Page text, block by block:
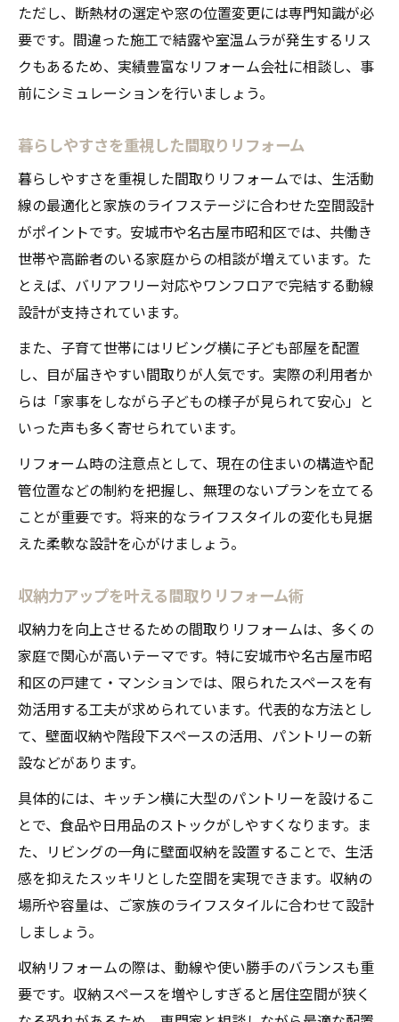
ただし、断熱材の選定や窓の位置変更には専門知識が必
要です。間違った施工で結露や室温ムラが発生するリス
クもあるため、実績豊富なリフォーム会社に相談し、事
前にシミュレーションを行いましょう。
暮らしやすさを重視した間取りリフォーム
暮らしやすさを重視した間取りリフォームでは、生活動
線の最適化と家族のライフステージに合わせた空間設計
がポイントです。安城市や名古屋市昭和区では、共働き
世帯や高齢者のいる家庭からの相談が増えています。た
とえば、バリアフリー対応やワンフロアで完結する動線
設計が支持されています。
また、子育て世帯にはリビング横に子ども部屋を配置
し、目が届きやすい間取りが人気です。実際の利用者か
らは「家事をしながら子どもの様子が見られて安心」と
いった声も多く寄せられています。
リフォーム時の注意点として、現在の住まいの構造や配
管位置などの制約を把握し、無理のないプランを立てる
ことが重要です。将来的なライフスタイルの変化も見据
えた柔軟な設計を心がけましょう。
収納力アップを叶える間取りリフォーム術
収納力を向上させるための間取りリフォームは、多くの
家庭で関心が高いテーマです。特に安城市や名古屋市昭
和区の戸建て・マンションでは、限られたスペースを有
効活用する工夫が求められています。代表的な方法とし
て、壁面収納や階段下スペースの活用、パントリーの新
設などがあります。
具体的には、キッチン横に大型のパントリーを設けるこ
とで、食品や日用品のストックがしやすくなります。ま
た、リビングの一角に壁面収納を設置することで、生活
感を抑えたスッキリとした空間を実現できます。収納の
場所や容量は、ご家族のライフスタイルに合わせて設計
しましょう。
収納リフォームの際は、動線や使い勝手のバランスも重
要です。収納スペースを増やしすぎると居住空間が狭く